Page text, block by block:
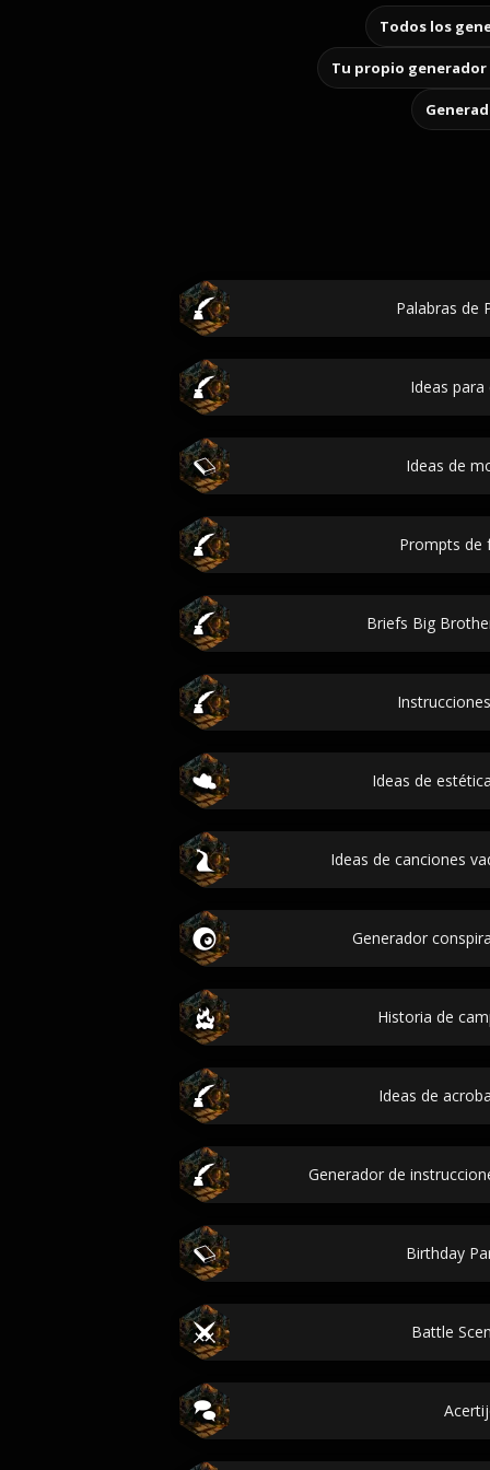
Todos los
Tu propio generador
Palabras de
Ideas para
Ideas de
Prompts de
Briefs Big
Ideas de
Ideas de canciones
Generador
Historia de
Ideas de
Generador de
Birthday
Battle